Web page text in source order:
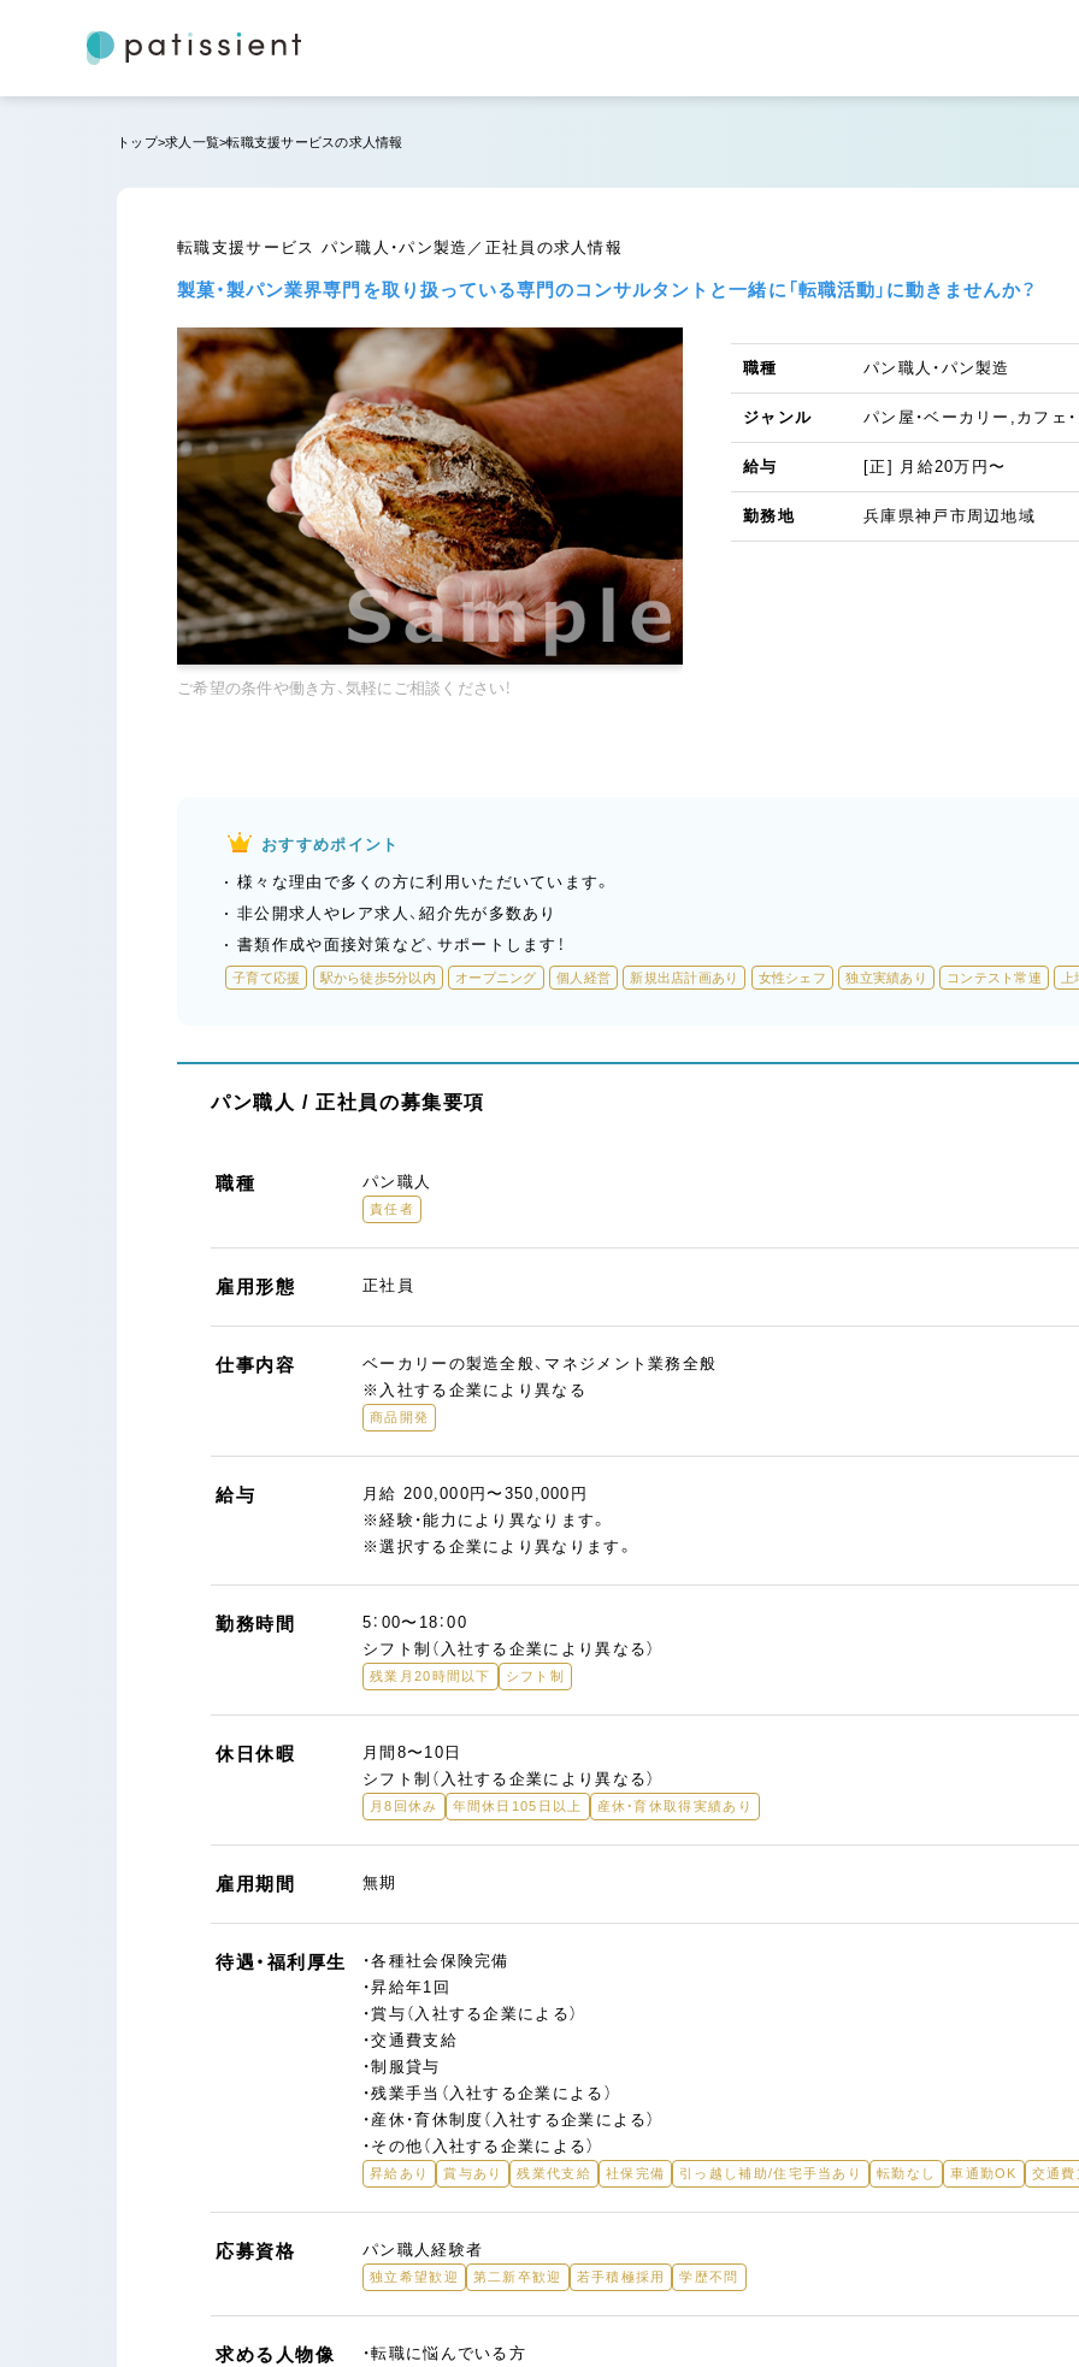
トップ 求人一覧 転職支援サービスの求人情報
転職支援サービス パン職人・パン製造／正社員の求人情報
製菓・製パン業界専門を取り扱っている専門のコンサルタントと一緒に「転職活動」に動きませんか？
ご希望の条件や働き方、気軽にご相談ください！
職種 パン職人・パン製造
ジャンル パン屋・ベーカリー,カフェ
給与 [正] 月給20万円〜
勤務地 兵庫県神戸市周辺地域
おすすめポイント
様々な理由で多くの方に利用いただいています。
非公開求人やレア求人、紹介先が多数あり
書類作成や面接対策など、サポートします！
子育て応援 駅から徒歩5分以内 オープニング 個人経営 新規出店計画あり 女性シェフ 独立実績あり コンテスト常連 上
パン職人 / 正社員の募集要項
職種 パン職人
責任者
雇用形態 正社員
仕事内容
ベーカリーの製造全般、マネジメント業務全般
※入社する企業により異なる
商品開発
給与
月給 200,000円〜350,000円
※経験・能力により異なります。
※選択する企業により異なります。
勤務時間
5：00〜18：00
シフト制（入社する企業により異なる）
残業月20時間以下 シフト制
休日休暇
月間8〜10日
シフト制（入社する企業により異なる）
月8回休み 年間休日105日以上 産休・育休取得実績あり
雇用期間 無期
待遇・福利厚生
・各種社会保険完備
・昇給年1回
・賞与（入社する企業による）
・交通費支給
・制服貸与
・残業手当（入社する企業による）
・産休・育休制度（入社する企業による）
・その他（入社する企業による）
昇給あり 賞与あり 残業代支給 社保完備 引っ越し補助/住宅手当あり 転勤なし 車通勤OK 交通費
応募資格 パン職人経験者
独立希望歓迎 第二新卒歓迎 若手積極採用 学歴不問
求める人物像
・転職に悩んでいる方